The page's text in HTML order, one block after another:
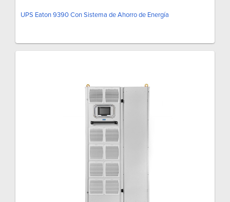
UPS Eaton 9390 Con Sistema de Ahorro de Energía